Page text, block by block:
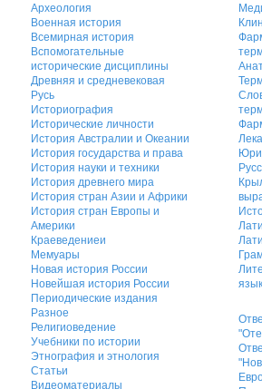
Археология
Военная история
Всемирная история
Вспомогательные
исторические дисциплины
Древняя и средневековая
Русь
Историография
Исторические личности
История Австралии и Океании
История государства и права
История науки и техники
История древнего мира
История стран Азии и Африки
История стран Европы и
Америки
Краеведениеи
Мемуары
Новая история России
Новейшая история России
Периодические издания
Разное
Религиоведение
Учебники по истории
Этнография и этнология
Статьи
Видеоматериалы